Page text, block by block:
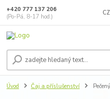
+420 777 137 206
(Po-Pá, 8-17 hod.)
Úvod Čaj a příslušenství